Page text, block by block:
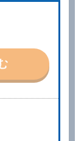
める方法に
す。）を明
。なお、当
約に応じま
ときは、原
囲内で予約